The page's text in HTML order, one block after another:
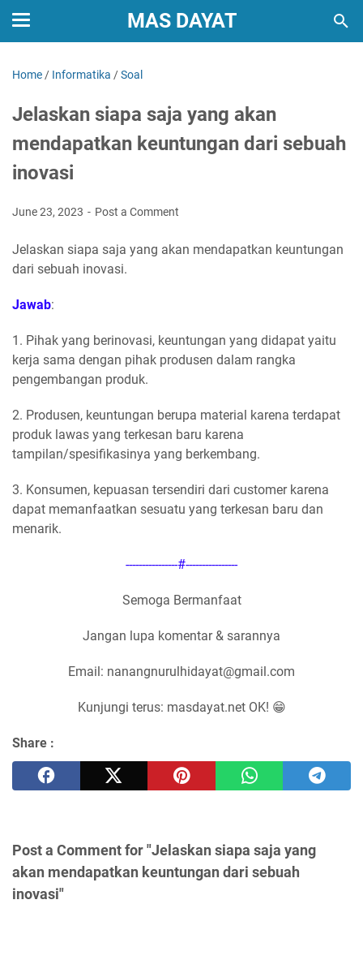
MAS DAYAT
Home / Informatika /Soal
Jelaskan siapa saja yang akan
mendapatkan keuntungan dari sebuah
inovasi
June 23, 2023 Post a Comment
Jelaskan siapa saja yang akan mendapatkan keuntungan
dari sebuah inovasi.
Jawab:
1. Pihak yang berinovasi, keuntungan yang didapat yaitu
kerja sama dengan pihak produsen dalam rangka
pengembangan produk.
2. Produsen, keuntungan berupa material karena terdapat
produk lawas yang terkesan baru karena
tampilan/spesifikasinya yang berkembang.
3. Konsumen, kepuasan tersendiri dari customer karena
dapat memanfaatkan sesuatu yang terkesan baru dan
menarik.
----------------#----------------
Semoga Bermanfaat
Jangan lupa komentar & sarannya
Email: nanangnurulhidayat@gmail.com
Kunjungi terus: masdayat.net OK! 😁
Share :
Post a Comment for "Jelaskan siapa saja yang
akan mendapatkan keuntungan dari sebuah
inovasi"